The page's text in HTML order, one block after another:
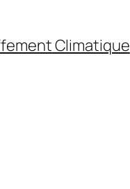
Climatique